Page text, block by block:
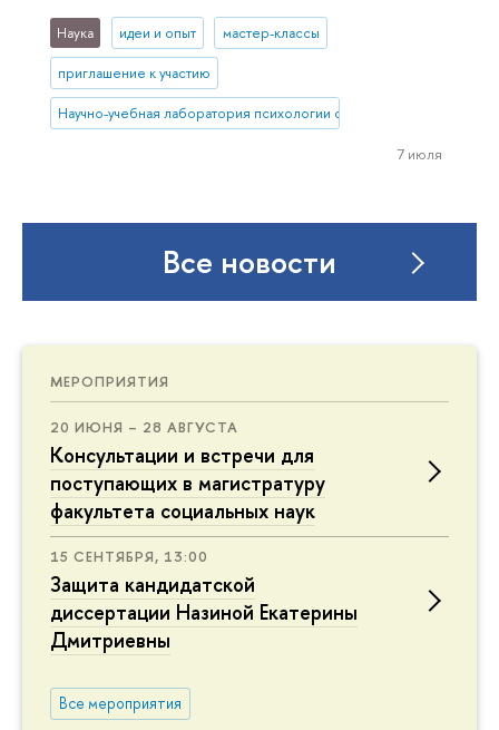
МЕРОПРИЯТИЯ
20 ИЮНЯ – 28 АВГУСТА
Консультации и встречи для
поступающих в магистратуру
факультета социальных наук
15 СЕНТЯБРЯ, 13:00
Защита кандидатской
диссертации Назиной Екатерины
Дмитриевны
Все мероприятия
Наука идеи и опыт мастер-классы
приглашение к участию
Научно-учебная лаборатория психологии социального
7 июля
Все новости